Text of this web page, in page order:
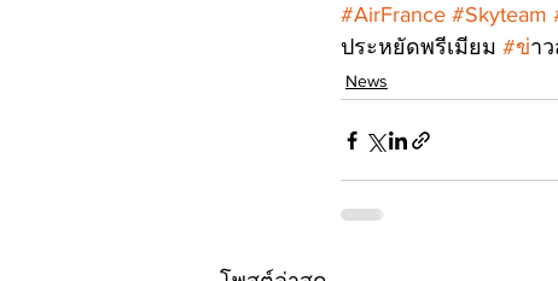
#AirFrance #Skyteam
ประหยัดพรีเมียม #ขา
News